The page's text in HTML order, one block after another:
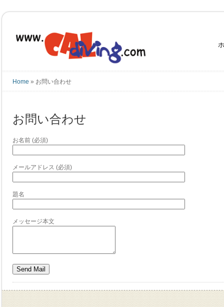
Home » お問い合わせ
お問い合わせ
お名前 (必須)
メールアドレス (必須)
題名
メッセージ本文